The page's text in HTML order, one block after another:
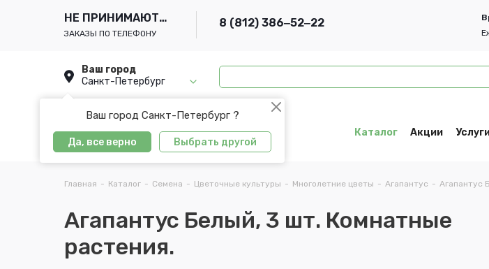
НЕ ПРИНИМАЮТСЯ
ЗАКАЗЫ ПО ТЕЛЕФОНУ
8 (812) 386‒52‒22
Ваш город
Санкт-Петербург
Ваш город Санкт-Петербург ?
Да, все верно Выбрать другой
Каталог Акции
Главная - Каталог - Семена - Цветочные культуры - Многолетние цветы - Агапантус - Агапантус
Агапантус Белый, 3 шт. Комнатные
растения.